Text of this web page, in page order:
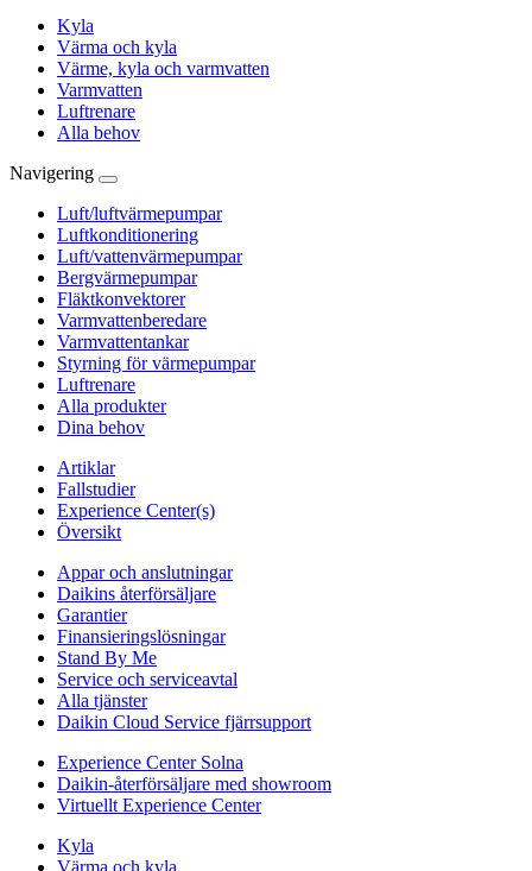
Kyla
Värma och kyla
Värme, kyla och varmvatten
Varmvatten
Luftrenare
Alla behov
Navigering
Luft/luftvärmepumpar
Luftkonditionering
Luft/vattenvärmepumpar
Bergvärmepumpar
Fläktkonvektorer
Varmvattenberedare
Varmvattentankar
Styrning för värmepumpar
Luftrenare
Alla produkter
Dina behov
Artiklar
Fallstudier
Experience Center(s)
Översikt
Appar och anslutningar
Daikins återförsäljare
Garantier
Finansieringslösningar
Stand By Me
Service och serviceavtal
Alla tjänster
Daikin Cloud Service fjärrsupport
Experience Center Solna
Daikin-återförsäljare med showroom
Virtuellt Experience Center
Kyla
Värma och kyla